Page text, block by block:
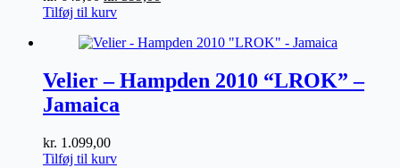
oprindelige
var:
er:
Tilføj til kurv
Velier – Hampden 2010 “LROK” –
Jamaica
kr. 1.099,00
Tilføj til kurv